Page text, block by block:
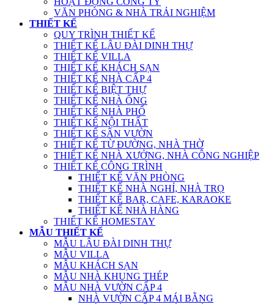
VĂN PHÒNG & NHÀ TRẢI NGHIỆM
THIẾT KẾ
QUY TRÌNH THIẾT KẾ
THIẾT KẾ LÂU ĐÀI DINH THỰ
THIẾT KẾ VILLA
THIẾT KẾ KHÁCH SẠN
THIẾT KẾ NHÀ CẤP 4
THIẾT KẾ BIỆT THỰ
THIẾT KẾ NHÀ ỐNG
THIẾT KẾ NHÀ PHỐ
THIẾT KẾ NỘI THẤT
THIẾT KẾ SÂN VƯỜN
THIẾT KẾ TỪ ĐƯỜNG, NHÀ THỜ
THIẾT KẾ NHÀ XƯỞNG, NHÀ CÔNG NGHIỆP
THIẾT KẾ CÔNG TRÌNH
THIẾT KẾ VĂN PHÒNG
THIẾT KẾ NHÀ NGHỈ, NHÀ TRỌ
THIẾT KẾ BAR, CAFE, KARAOKE
THIẾT KẾ NHÀ HÀNG
THIẾT KẾ HOMESTAY
MẪU THIẾT KẾ
MẪU LÂU ĐÀI DINH THỰ
MẪU VILLA
MẪU KHÁCH SẠN
MẪU NHÀ KHUNG THÉP
MẪU NHÀ VƯỜN CẤP 4
NHÀ VƯỜN CẤP 4 MÁI BẰNG